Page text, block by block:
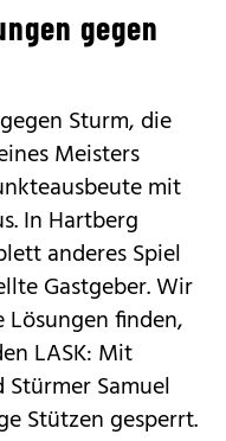
gegen
Sturm, die
Meisters
mit
In Hartberg
anderes Spiel
Gastgeber. Wir
finden,
LASK: Mit
Samuel
Stützen gesperrt.